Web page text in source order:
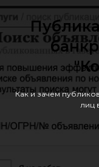
Как и зачем
лиц